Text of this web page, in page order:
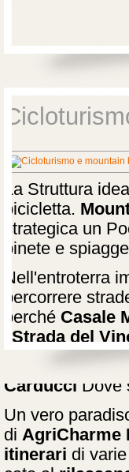
La Struttura
bicicletta.
strategica un
pinete e
Nell'entroterra
percorrere
perché Casale
"Strada del
Il nostro
Carducci Dove
Un vero
di AgriCharme
itinerari di